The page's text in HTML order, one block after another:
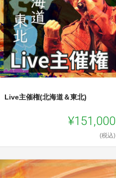
Live主催権(北海道＆東北)
¥151,000
(税込)